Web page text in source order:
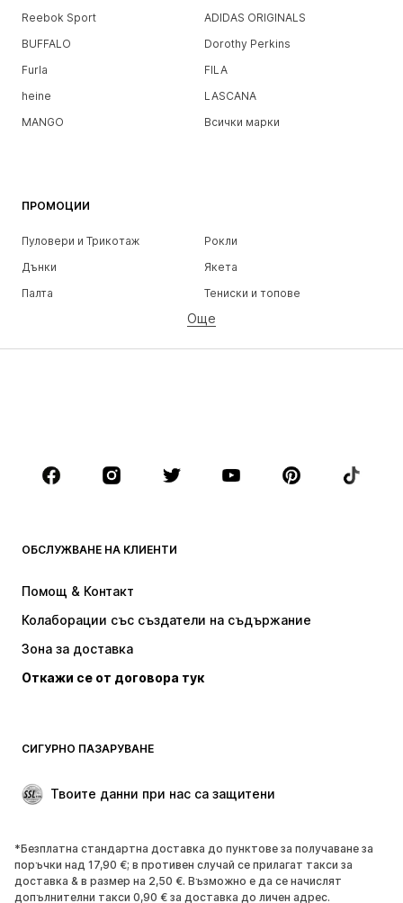
Reebok Sport
ADIDAS ORIGINALS
BUFFALO
Dorothy Perkins
Furla
FILA
heine
LASCANA
MANGO
Всички марки
ПРОМОЦИИ
Пуловери и Трикотаж
Рокли
Дънки
Якета
Палта
Тениски и топове
Бельо
Поли
Блузи и туники
Аксесоари
Premium
НОВО
Пуловери и Трикотаж
Бельо
Палта
Поли
Специални Поводи
ОБУВКИ
НОВО Популярно
Още
ОБСЛУЖВАНЕ НА КЛИЕНТИ
Помощ & Контакт
Колаборации със създатели на съдържание
Зона за доставка
Откажи се от договора тук
СИГУРНО ПАЗАРУВАНЕ
Твоите данни при нас са защитени
*Безплатна стандартна доставка до пунктове за получаване за
поръчки над 17,90 €; в противен случай се прилагат такси за
доставка & в размер на 2,50 €. Възможно е да се начислят
допълнителни такси 0,90 € за доставка до личен адрес.